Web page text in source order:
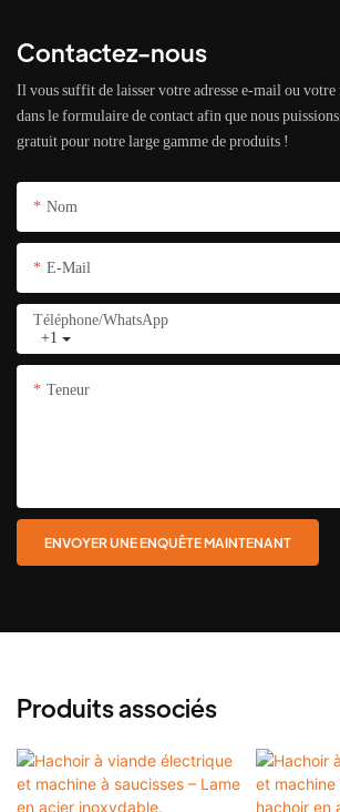
Contactez-nous
Il vous suffit de laisser votre adresse e-mail ou votre
dans le formulaire de contact afin que nous
gratuit pour notre large gamme de produits !
Nom
E-Mail
+1
Téléphone/WhatsApp
Teneur
ENVOYER UNE ENQUÊTE MAINTENANT
Produits associés